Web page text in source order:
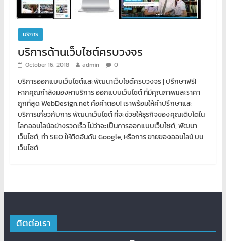
บริการ
บริการด้านเว็บไซต์ครบวงจร
October 16, 2018 admin 0
บริการออกแบบเว็บไซต์และพัฒนาเว็บไซต์ครบวงจร | ปรึกษาฟรี!
หากคุณกำลังมองหาบริการ ออกแบบเว็บไซต์ ที่มีคุณภาพและราคา
ถูกที่สุด WebDesign.net คือคำตอบ! เราพร้อมให้คำปรึกษาและ
บริการเกี่ยวกับการ พัฒนาเว็บไซต์ ที่จะช่วยให้ธุรกิจของคุณเติบโตใน
โลกออนไลน์อย่างรวดเร็ว ไม่ว่าจะเป็นการออกแบบเว็บไซต์, พัฒนา
เว็บไซต์, ทำ SEO ให้ติดอันดับ Google, หรือการ ขายของออนไลน์ บน
เว็บไซต์
ติตต่อเรา